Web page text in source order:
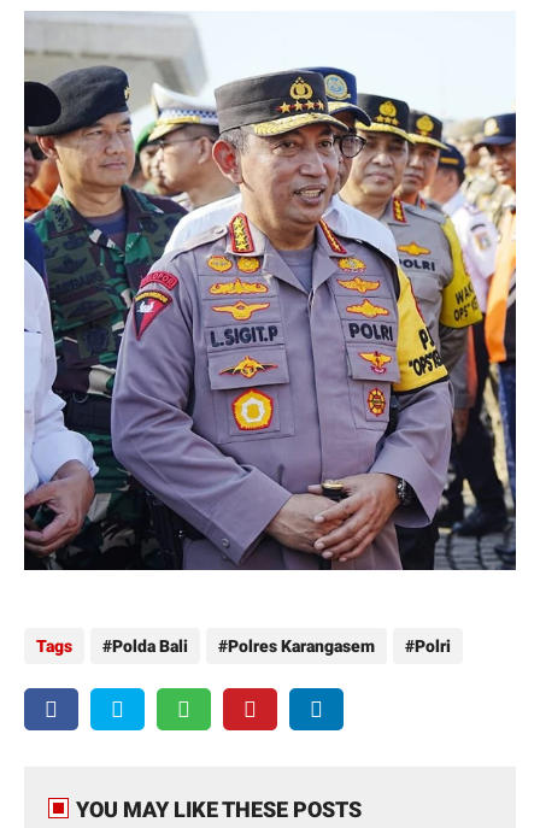
Tags Polda Bali Polres Karangasem Polri
YOU MAY LIKE THESE POSTS